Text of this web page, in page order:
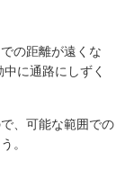
の距離が遠くな
に通路にしずく
、可能な範囲での
。